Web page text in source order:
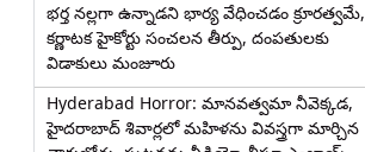
భర్త న‌ల్ల‌గా ఉన్నాడ‌ని భార్య వేధించ‌డం క్రూర‌త్వ‌మే,
కర్ణాటక హైకోర్టు సంచలన తీర్పు, దంపతులకు
విడాకులు మంజూరు
Hyderabad Horror: మానవత్వమా నీవెక్కడ,
హైదరాబాద్ శివార్లలో మహిళను వివస్త్రగా మార్చిన